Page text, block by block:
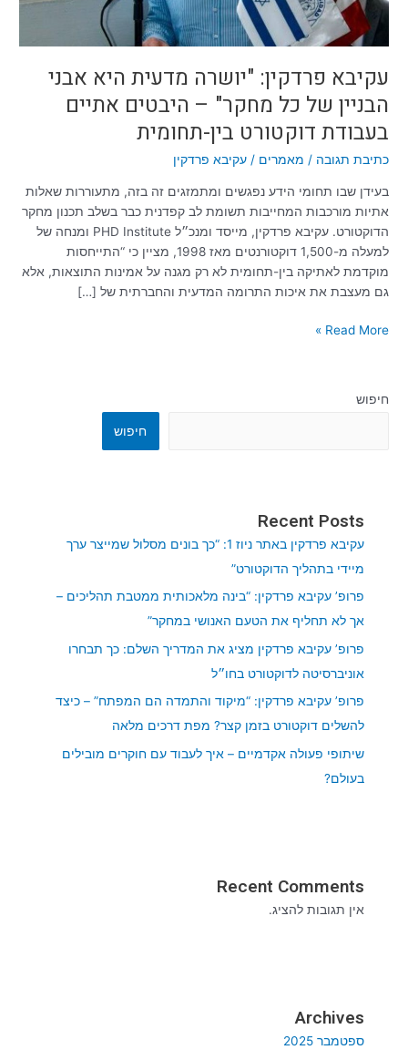
עקיבא פרדקין: "יושרה מדעית היא אבני
הבניין של כל מחקר" – היבטים אתיים
בעבודת דוקטורט בין-תחומית
כתיבת תגובה / מאמרים /עקיבא פרדקין
בעידן שבו תחומי הידע נפגשים ומתמזגים זה בזה, מתעוררות שאלות
אתיות מורכבות המחייבות תשומת לב קפדנית כבר בשלב תכנון מחקר
הדוקטורט. עקיבא פרדקין, מייסד ומנכ״ל PHD Institute ומנחה של
למעלה מ-1,500 דוקטורנטים מאז 1998, מציין כי “התייחסות
מוקדמת לאתיקה בין-תחומית לא רק מגנה על אמינות התוצאות, אלא
גם מעצבת את איכות התרומה המדעית והחברתית של […]
כל
מחקר"
–
אתיים
בעבודת
דוקטורט
Read More »
חיפוש
חיפוש
Recent Posts
עקיבא פרדקין באתר ניוז 1: “כך בונים מסלול שמייצר ערך
מיידי בתהליך הדוקטורט”
פרופ’ עקיבא פרדקין: “בינה מלאכותית ממטבת תהליכים –
אך לא תחליף את הטעם האנושי במחקר”
פרופ’ עקיבא פרדקין מציג את המדריך השלם: כך תבחרו
אוניברסיטה לדוקטורט בחו״ל
פרופ’ עקיבא פרדקין: “מיקוד והתמדה הם המפתח” – כיצד
להשלים דוקטורט בזמן קצר? מפת דרכים מלאה
שיתופי פעולה אקדמיים – איך לעבוד עם חוקרים מובילים
בעולם?
Recent Comments
אין תגובות להציג.
Archives
ספטמבר 2025